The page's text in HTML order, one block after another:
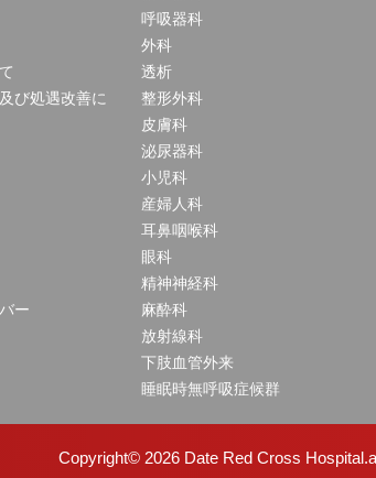
び処遇改善に
ー
呼吸器科
外科
透析
整形外科
皮膚科
泌尿器科
小児科
産婦人科
耳鼻咽喉科
眼科
精神神経科
麻酔科
放射線科
下肢血管外来
睡眠時無呼吸症候群
Copyright© 2026 Date Red Cross